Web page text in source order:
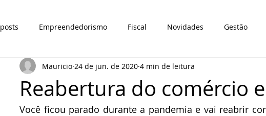
Empreendedorismo Fiscal Novidades Gestão
Reabertura do comércio
Mauricio 24 de jun. de 2020 4 min de leitura
Você ficou parado durante a pandemia e vai reabrir